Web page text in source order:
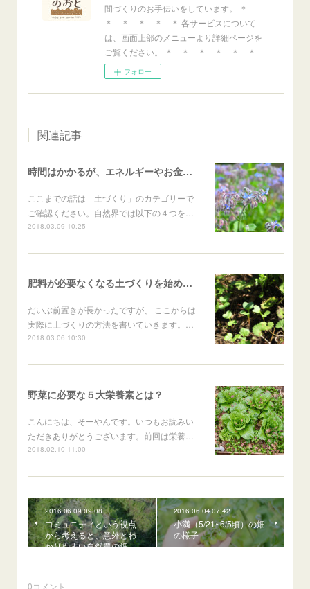
間づくりのお手伝いをしています。 ＊
＊ ＊ ＊ ＊ ＊ 各サービスについて
は、画面上部のメニューより詳細ページを
ご覧ください。 ＊ ＊ ＊ ＊ ＊ ＊
フォロー
関連記事
時間はかかるが、エネルギーやお金がかからない土づくりの方法
ここまでの話は「土づくり」のカテゴリーで
ご確認ください。自然界では以下の４つを…
2018.03.09 10:25
肥料が必要なくなる土づくりを始めるときの２つの方法
だいぶ前置きが長かったですが、 ここからは
実際に土づくりの方法を書いていきます。…
2018.03.06 10:30
野菜に必要な５大栄養素とは？
こんにちは、そーやんです。いつもお読みい
ただきありがとうございます。前回は栄養…
2018.02.10 11:00
2016.06.09 09:08
コミュニティという視点
から考えると、意外とわ
かりやすい自然農の畑…
2016.06.04 07:42
小満（5/21~6/5頃）の畑
の様子
0コメント